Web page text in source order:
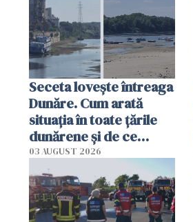
Seceta lovește întreaga
Dunăre. Cum arată
situația în toate țările
dunărene și de ce
România resimte
efectele, deși a plouat
în iulie
03 AUGUST 2026